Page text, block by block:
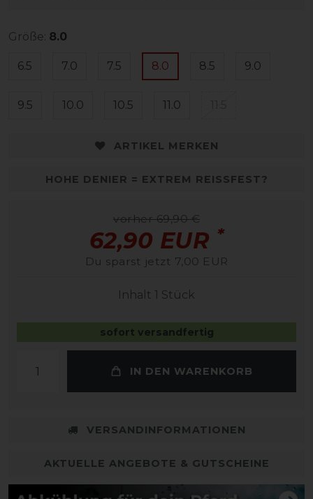
Größe: 8.0
6.5 7.0 7.5 8.0 8.5 9.0
9.5 10.0 10.5 11.0
ARTIKEL MERKEN
HOHE DENIER = EXTREM REISSFEST?
vorher 69,90 €
62,90 EUR *
Du sparst jetzt 7,00 EUR
Inhalt 1 Stück
sofort versandfertig
IN DEN WARENKORB
VERSANDINFORMATIONEN
AKTUELLE ANGEBOTE & GUTSCHEINE